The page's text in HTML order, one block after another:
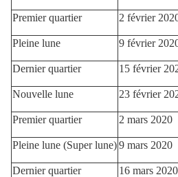
Premier quartier 2 février
Pleine lune 9 février
Dernier quartier 15 février
Nouvelle lune 23 février
Premier quartier 2 mars 2020
Pleine lune (Super lune)9 mars 2020
Dernier quartier 16 mars 2020